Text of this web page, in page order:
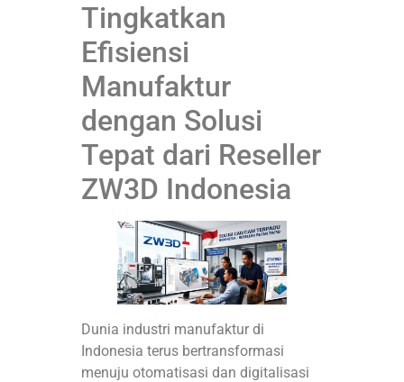
Tingkatkan
Efisiensi
Manufaktur
dengan Solusi
Tepat dari Reseller
ZW3D Indonesia
Dunia industri manufaktur di
Indonesia terus bertransformasi
menuju otomatisasi dan digitalisasi